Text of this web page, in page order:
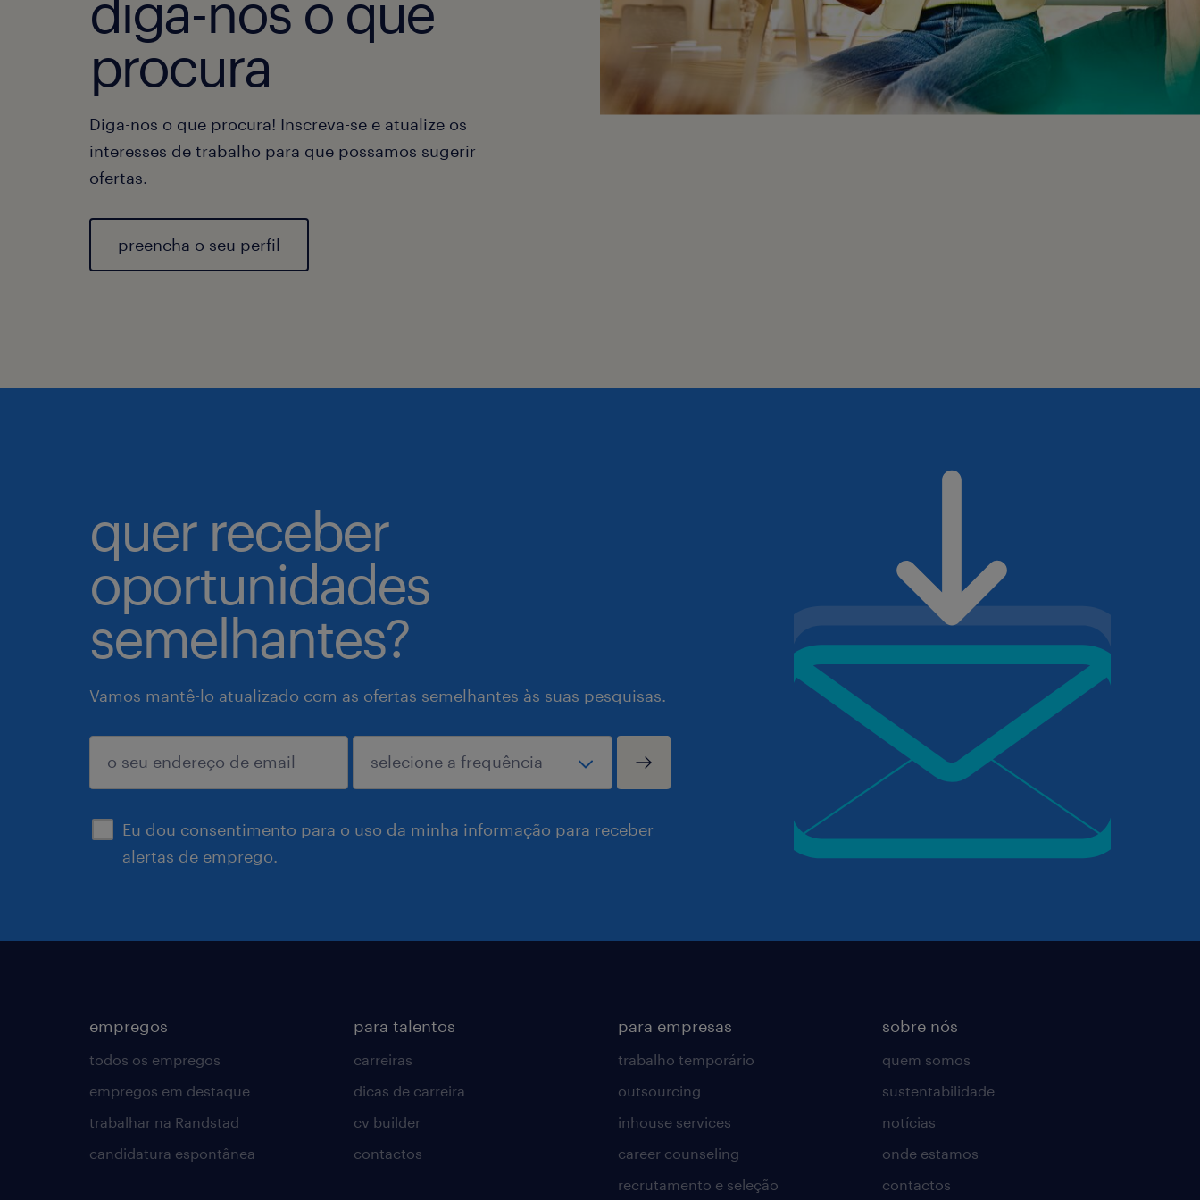
procura
Diga-nos o que procura! Inscreva-se e atualize os
interesses de trabalho para que possamos sugerir
ofertas.
preencha o seu perfil
quer receber
oportunidades
semelhantes?
Vamos mantê-lo atualizado com as ofertas semelhantes às suas pesquisas.
Eu dou consentimento para o uso da minha informação para receber
alertas de emprego.
enviar
empregos
todos os empregos
empregos em destaque
trabalhar na Randstad
candidatura espontânea
para talentos
carreiras
dicas de carreira
cv builder
contactos
para empresas
trabalho temporário
outsourcing
inhouse services
career counseling
recrutamento e seleção
sobre nós
quem somos
sustentabilidade
notícias
onde estamos
contactos